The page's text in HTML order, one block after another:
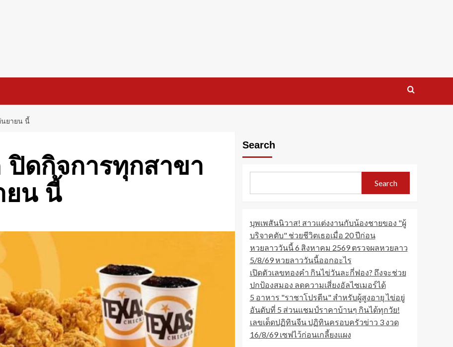
นยายน นี้
ปิดกิจการทุกสาขา
ยน นี้
Search
Search
บุพเพสันนิวาส! สาวแต่งงานกับน้องชายของ "ผู้
บริจาคตับ" ช่วยชีวิตเธอเมื่อ 20 ปีก่อน
หวยลาววันนี้ 6 สิงหาคม 2569 ตรวจผลหวยลาว
5/8/69 หวยลาววันนี้ออกอะไร
เปิดตัวเลขทองคำ กินไข่วันละกี่ฟอง? ถึงจะช่วย
ปกป้องสมอง ลดความเสี่ยงอัลไซเมอร์ได้
5 อาหาร "ราชาโปรตีน" สำหรับผู้สูงอายุ ไข่อยู่
อันดับที่ 5 ส่วนแชมป์ราคาบ้านๆ กินได้ทุกวัย!
เลขเด็ดปฏิทินจีน ปฏิทินครอบครัวข่าว 3 งวด
16/8/69 เซฟไว้ก่อนเกลี้ยงแผง